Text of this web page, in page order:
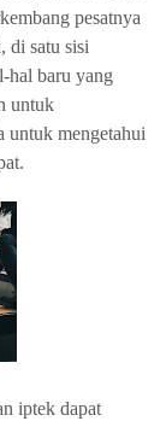
pesatnya
di satu sisi
hal baru yang
untuk
untuk mengetahui
iptek dapat